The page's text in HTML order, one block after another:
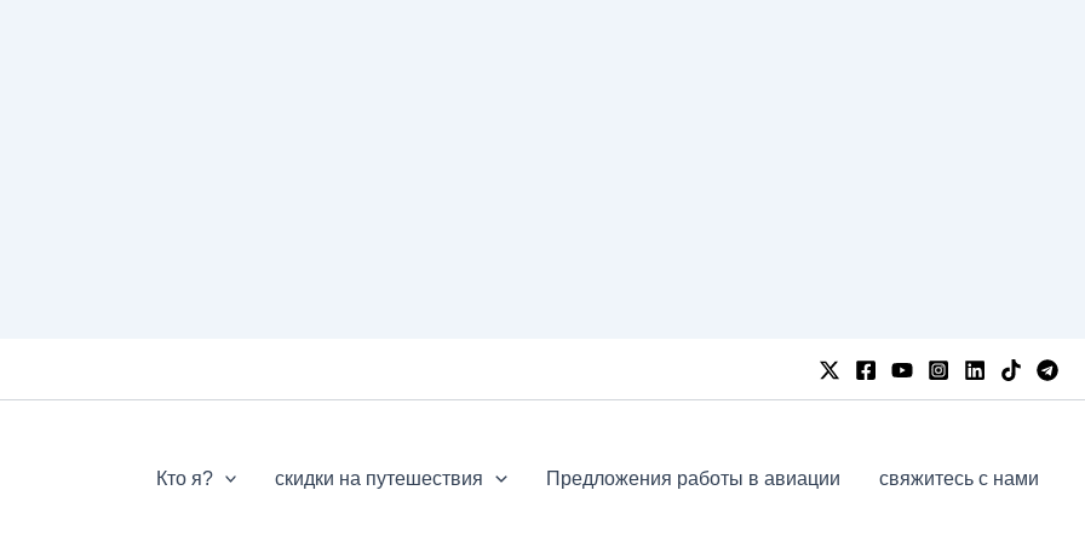
Кто я? скидки на путешествия Предложения работы в авиации свяжитесь с нами